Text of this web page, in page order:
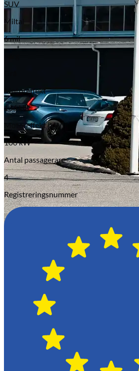
SUV
Miltal
6 mil
Motoreffekt
136 HK
Motoreffekt (kW)
100 kW
Antal passagerare
4
Registreringsnummer